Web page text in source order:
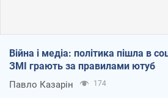
Війна і медіа: політика пішла в
ЗМІ грають за правилами ютуб
Павло Казарін 174